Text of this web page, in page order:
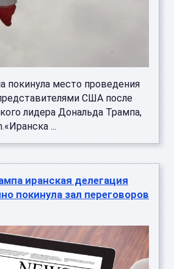
покинула место проведения
США после
лидера Дональда Трампа,
...
иранская делегация
покинула зал переговоров